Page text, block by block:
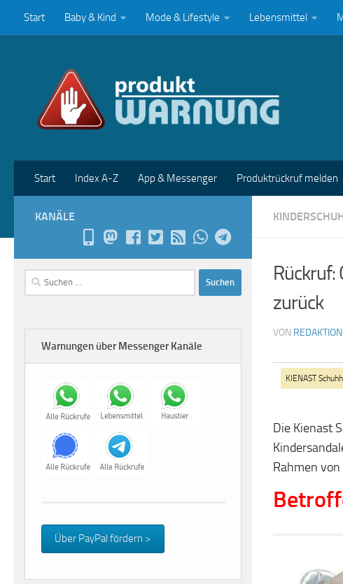
Zum Inhalt springen
Start Baby & Kind Mode & Lifestyle Lebensmittel
Start Index A-Z App & Messenger Produktrückruf melden
Rückruf:
zurück
VON REDAKTION
KIENAST
Die Kienast
Rahmen
KANÄLE
Suchen
nach:
Warnungen über Messenger Kanäle
Über PayPal fördern >